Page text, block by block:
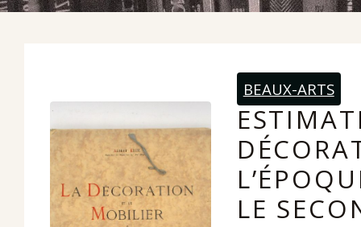
BEAUX-ARTS
LE